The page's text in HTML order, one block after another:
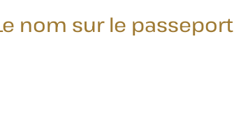
nom sur le passeport